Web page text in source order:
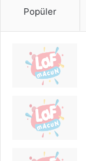
Popüler